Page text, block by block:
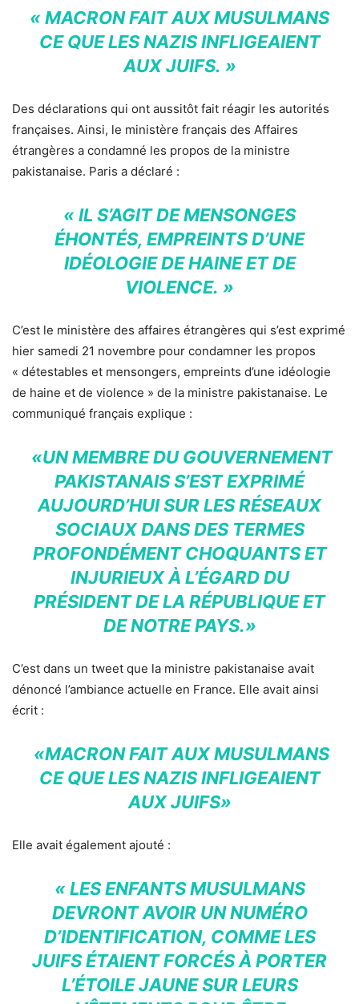
« MACRON FAIT AUX MUSULMANS
CE QUE LES NAZIS INFLIGEAIENT
AUX JUIFS. »
Des déclarations qui ont aussitôt fait réagir les autorités
françaises. Ainsi, le ministère français des Affaires
étrangères a condamné les propos de la ministre
pakistanaise. Paris a déclaré :
« IL S’AGIT DE MENSONGES
ÉHONTÉS, EMPREINTS D’UNE
IDÉOLOGIE DE HAINE ET DE
VIOLENCE. »
C’est le ministère des affaires étrangères qui s’est exprimé
hier samedi 21 novembre pour condamner les propos
« détestables et mensongers, empreints d’une idéologie
de haine et de violence » de la ministre pakistanaise. Le
communiqué français explique :
«UN MEMBRE DU GOUVERNEMENT
PAKISTANAIS S’EST EXPRIMÉ
AUJOURD’HUI SUR LES RÉSEAUX
SOCIAUX DANS DES TERMES
PROFONDÉMENT CHOQUANTS ET
INJURIEUX À L’ÉGARD DU
PRÉSIDENT DE LA RÉPUBLIQUE ET
DE NOTRE PAYS.»
C’est dans un tweet que la ministre pakistanaise avait
dénoncé l’ambiance actuelle en France. Elle avait ainsi
écrit :
«MACRON FAIT AUX MUSULMANS
CE QUE LES NAZIS INFLIGEAIENT
AUX JUIFS»
Elle avait également ajouté :
« LES ENFANTS MUSULMANS
DEVRONT AVOIR UN NUMÉRO
D’IDENTIFICATION, COMME LES
JUIFS ÉTAIENT FORCÉS À PORTER
L’ÉTOILE JAUNE SUR LEURS